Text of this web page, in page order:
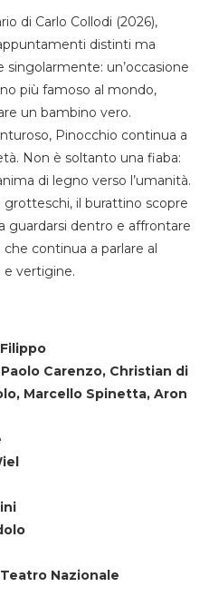
di Carlo Collodi (2026),
distinti ma
un’occasione
più famoso al mondo,
un bambino vero.
Pinocchio continua a
Non è soltanto una fiaba:
di legno verso l’umanità.
grotteschi, il burattino scopre
guardarsi dentro e affrontare
continua a parlare al
e vertigine.
Carenzo, Christian di
Marcello Spinetta, Aron
Nazionale